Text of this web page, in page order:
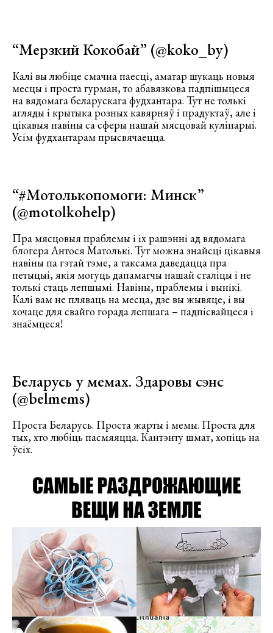
“Мерзкий Кокобай” (@koko_by)
Калі вы любіце смачна паесці, аматар шукаць новыя
месцы і проста гурман, то абавязкова падпішыцеся
на вядомага беларускага фудхантара. Тут не толькі
агляды і крытыка розных кавярняў і прадуктаў, але і
цікавыя навіны са сферы нашай мясцовай кулінарыі.
Усім фудхантарам прысвячаецца.
“#Мотолькопомоги: Минск”
(@motolkohelp)
Пра мясцовыя праблемы і іх рашэнні ад вядомага
блогера Антося Матолькі. Тут можна знайсці цікавыя
навіны па гэтай тэме, а таксама даведацца пра
петыцыі, якія могуць дапамагчы нашай сталіцы і не
толькі стаць лепшымі. Навіны, праблемы і вынікі.
Калі вам не пляваць на месца, дзе вы жывяце, і вы
хочаце для свайго горада лепшага – падпісвайцеся і
знаёмцеся!
Беларусь у мемах. Здаровы сэнс
(@belmems)
Проста Беларусь. Проста жарты і мемы. Проста для
тых, хто любіць пасмяяцца. Кантэнту шмат, хопіць на
ўсіх.